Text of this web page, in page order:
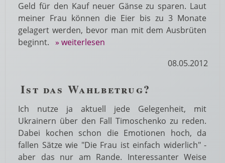
Geld für den Kauf neuer Gänse zu sparen. Laut
meiner Frau können die Eier bis zu 3 Monate
gelagert werden, bevor man mit dem Ausbrüten
beginnt.» weiterlesen
08.05.2012
Ist das Wahlbetrug?
Ich nutze ja aktuell jede Gelegenheit, mit
Ukrainern über den Fall Timoschenko zu reden.
Dabei kochen schon die Emotionen hoch, da
fallen Sätze wie "Die Frau ist einfach widerlich" -
aber das nur am Rande. Interessanter Weise